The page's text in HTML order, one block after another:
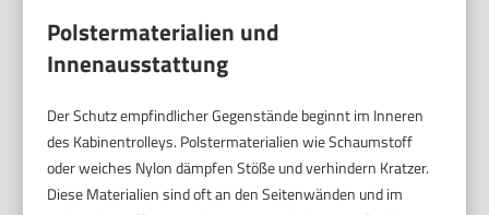
Polstermaterialien und
Innenausstattung
Der Schutz empfindlicher Gegenstände beginnt im Inneren
des Kabinentrolleys. Polstermaterialien wie Schaumstoff
oder weiches Nylon dämpfen Stöße und verhindern Kratzer.
Diese Materialien sind oft an den Seitenwänden und im